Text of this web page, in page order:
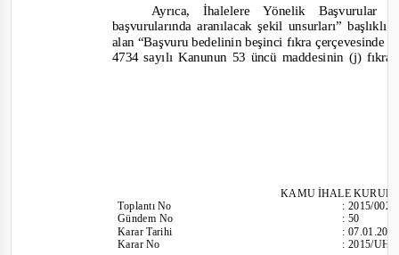
Ayrıca, İhalelere Yönelik
başvurularında aranılacak şekil unsurları”
alan “Başvuru bedelinin beşinci fıkra çerçevesinde
4734 sayılı Kanunun 53 üncü maddesinin (j)
KAMU İHALE
ToplantıNo
Gündem No
Karar Tarihi
Karar No
:2015/002
:50
:
:2015/